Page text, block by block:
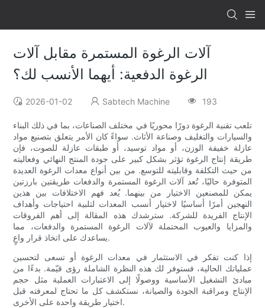
آلات الرغوة المستمرة مقابل آلات
الرغوة الدفعية: أيهما الأنسب لك؟
2026-01-02 Sabtech Machine 193
تلعب تقنية الرغوة دورًا محوريًا في مختلف الصناعات، بما في ذلك البناء
والسيارات والتغليف وصناعة الأثاث. سواءً كان الأمر يتعلق بتصنيع مواد
عازلة خفيفة الوزن، أو مواد توسيد، أو طبقات عازلة للصوت، فإن
طريقة إنتاج الرغوة تؤثر بشكل كبير على جودة المنتج النهائي وفعاليته
من حيث التكلفة وقابليته للتوسع. من بين أنواع معدات الرغوة العديدة
المتوفرة حاليًا، تُعد آلات الرغوة المستمرة والدفعات طريقتين بارزتين
يمكن للمصنعين الاختيار من بينهما. يُعد فهم الاختلافات بين هذين
النهجين أمرًا أساسيًا لاختيار أنسب المعدات لتلبية احتياجات وأهداف
الإنتاج الفريدة للشركة. سترشدك هذه المقالة إلى أهم الفروقات
والمزايا والعيوب المحتملة لآلات الرغوة المستمرة والدفعات، مما
يساعدك على اتخاذ قرار واعٍ.
إذا كنت تفكر في الاستثمار في معدات الرغوة أو تسعى لتحسين
عملياتك الحالية، فستوفر لك هذه النظرة الشاملة رؤى قيّمة. بدءًا من
مبادئ التشغيل الأساسية ووصولًا إلى الاعتبارات العملية مثل حجم
الإنتاج ومراقبة الجودة والصيانة، نستكشف كل ما تحتاج لمعرفته قبل
اختيار طريقة واحدة على الأخرى.